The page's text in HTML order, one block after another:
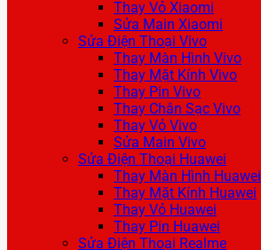
Thay Vỏ Xiaomi
Sửa Main Xiaomi
Sửa Điện Thoại Vivo
Thay Màn Hình Vivo
Thay Mặt Kính Vivo
Thay Pin Vivo
Thay Chân Sạc Vivo
Thay Vỏ Vivo
Sửa Main Vivo
Sửa Điện Thoại Huawei
Thay Màn Hình Huawei
Thay Mặt Kính Huawei
Thay Vỏ Huawei
Thay Pin Huawei
Sửa Điện Thoại Realme